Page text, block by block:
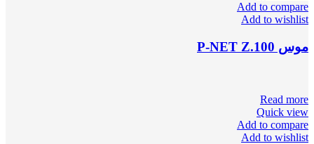
Add to compare
Add to wishlist
موس P-NET Z.100
Read more
Quick view
Add to compare
Add to wishlist